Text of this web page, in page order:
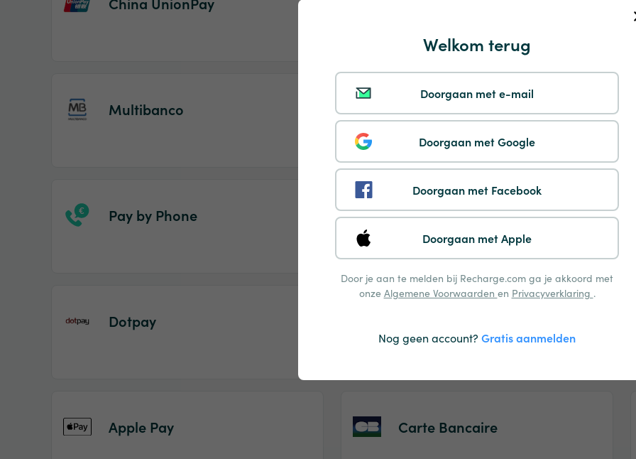
Welkom terug
Doorgaan met e-mail
Doorgaan met Google
Doorgaan met Facebook
Doorgaan met Apple
Door je aan te melden bij Recharge.com ga je akkoord met
onze Algemene Voorwaarden en Privacyverklaring .
Nog geen account? Gratis aanmelden
Multibanco Instant Eps
Pay by Phone Mbway
Dotpay
Apple Pay Carte Bancaire